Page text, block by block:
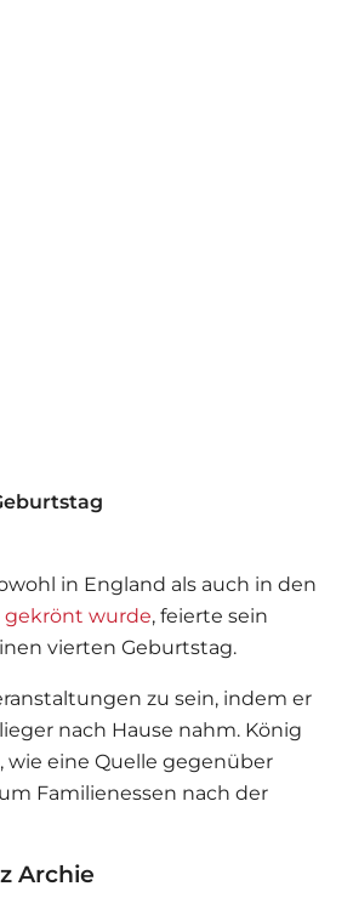
in England als auch in den
gekrönt wurde, feierte sein
vierten Geburtstag.
zu sein, indem er
nach Hause nahm. König
wie eine Quelle gegenüber
Familienessen nach der
Archie